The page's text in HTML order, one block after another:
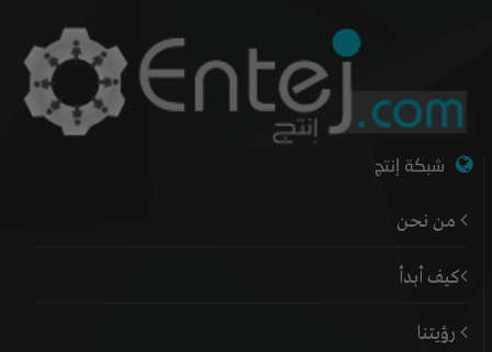
شبكة إنتج
من نحن
كيف أبدأ
رؤيتنا